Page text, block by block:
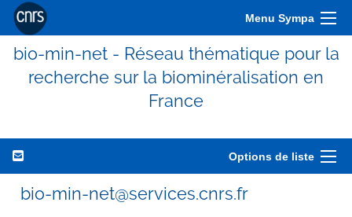
Menu Sympa
bio-min-net - Réseau thématique pour la
recherche sur la biominéralisation en
France
Options de liste
bio-min-net@services.cnrs.fr